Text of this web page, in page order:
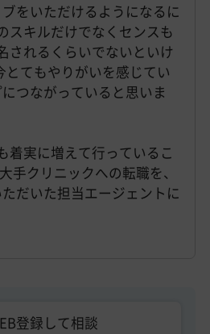
をいただけるようになるに
スキルだけでなくセンスも
されるくらいでないといけ
とてもやりがいを感じてい
つながっていると思いま
着実に増えて行っているこ
手クリニックへの転職を、
だいた担当エージェントに
登録して相談